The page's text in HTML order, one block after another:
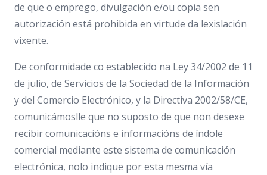
de que o emprego, divulgación e/ou copia sen
autorización está prohibida en virtude da lexislación
vixente.
De conformidade co establecido na Ley 34/2002 de 11
de julio, de Servicios de la Sociedad de la Información
y del Comercio Electrónico, y la Directiva 2002/58/CE,
comunicámoslle que no suposto de que non desexe
recibir comunicacións e informacións de índole
comercial mediante este sistema de comunicación
electrónica, nolo indique por esta mesma vía